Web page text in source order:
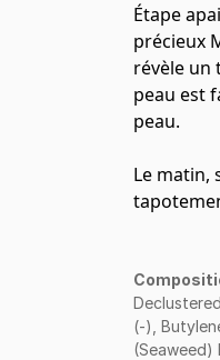
Étape
précieux
révèle un
peau est
peau.
Le matin,
(-),
(Seaweed)